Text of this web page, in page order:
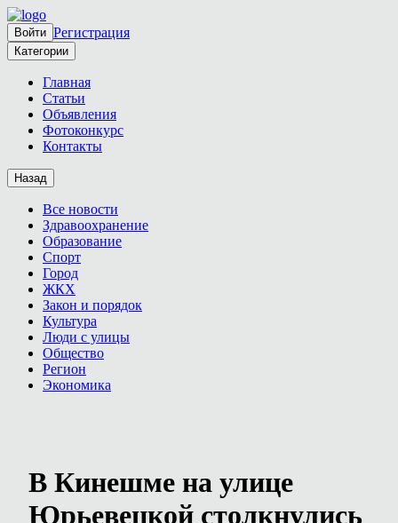
Войти Регистрация
Категории
Главная
Статьи
Объявления
Фотоконкурс
Контакты
Назад
Все новости
Здравоохранение
Образование
Спорт
Город
ЖКХ
Закон и порядок
Культура
Люди с улицы
Общество
Регион
Экономика
В Кинешме на улице
Юрьевецкой столкнулись